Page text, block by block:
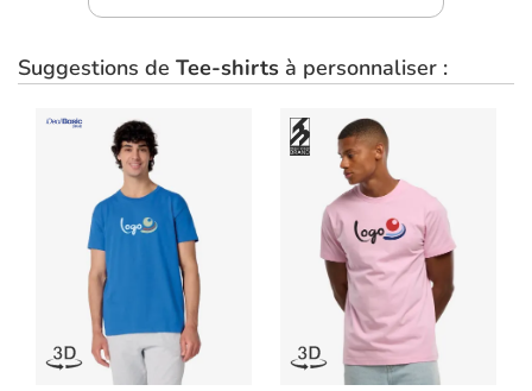
Suggestions de Tee-shirts à personnaliser :